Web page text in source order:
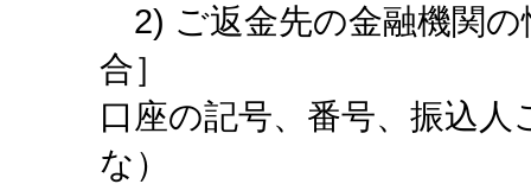
2) ご返金先の金融機関の
合］
口座の記号、番号、振込人
な）